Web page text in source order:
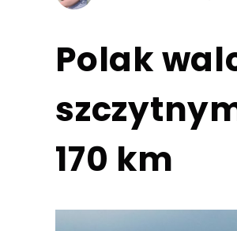
Polak
170 km